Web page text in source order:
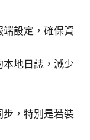
設定，確保資
地日誌，減少
步，特別是若裝